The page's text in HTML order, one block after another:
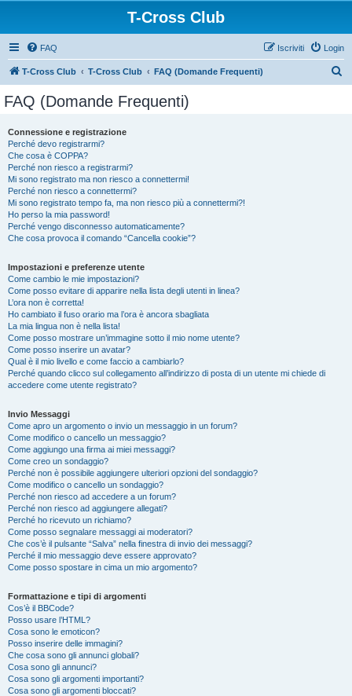
T-Cross Club
FAQ Login
Iscriviti
T-Cross Club T-Cross Club FAQ (Domande Frequenti)
FAQ (Domande Frequenti)
Connessione e registrazione
Perché devo registrarmi?
Che cosa è COPPA?
Perché non riesco a registrarmi?
Mi sono registrato ma non riesco a connettermi!
Perché non riesco a connettermi?
Mi sono registrato tempo fa, ma non riesco più a connettermi?!
Ho perso la mia password!
Perché vengo disconnesso automaticamente?
Che cosa provoca il comando “Cancella cookie”?
Impostazioni e preferenze utente
Come cambio le mie impostazioni?
Come posso evitare di apparire nella lista degli utenti in linea?
L’ora non è corretta!
Ho cambiato il fuso orario ma l’ora è ancora sbagliata
La mia lingua non è nella lista!
Come posso mostrare un’immagine sotto il mio nome utente?
Come posso inserire un avatar?
Qual è il mio livello e come faccio a cambiarlo?
Perché quando clicco sul collegamento all’indirizzo di posta di un utente mi chiede di
accedere come utente registrato?
Invio Messaggi
Come apro un argomento o invio un messaggio in un forum?
Come modifico o cancello un messaggio?
Come aggiungo una firma ai miei messaggi?
Come creo un sondaggio?
Perché non è possibile aggiungere ulteriori opzioni del sondaggio?
Come modifico o cancello un sondaggio?
Perché non riesco ad accedere a un forum?
Perché non riesco ad aggiungere allegati?
Perché ho ricevuto un richiamo?
Come posso segnalare messaggi ai moderatori?
Che cos’è il pulsante “Salva” nella finestra di invio dei messaggi?
Perché il mio messaggio deve essere approvato?
Come posso spostare in cima un mio argomento?
Formattazione e tipi di argomenti
Cos’è il BBCode?
Posso usare l’HTML?
Cosa sono le emoticon?
Posso inserire delle immagini?
Che cosa sono gli annunci globali?
Cosa sono gli annunci?
Cosa sono gli argomenti importanti?
Cosa sono gli argomenti bloccati?